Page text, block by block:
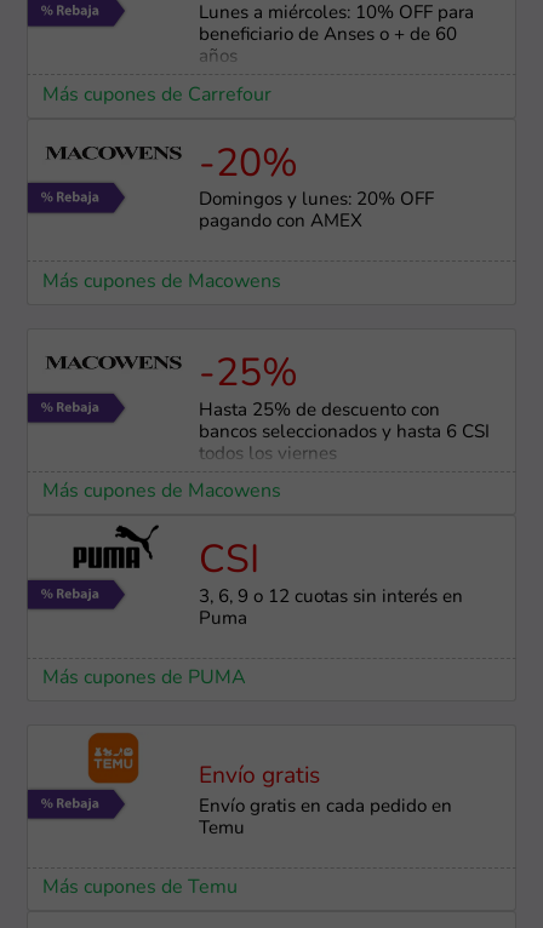
Lunes a miércoles: 10% OFF para
beneficiario de Anses o + de 60
años
Más cupones de Carrefour
-20%
Domingos y lunes: 20% OFF
pagando con AMEX
Más cupones de Macowens
-25%
Hasta 25% de descuento con
bancos seleccionados y hasta 6 CSI
todos los viernes
Más cupones de Macowens
CSI
3, 6, 9 o 12 cuotas sin interés en
Puma
Más cupones de PUMA
Envío gratis
Envío gratis en cada pedido en
Temu
Más cupones de Temu